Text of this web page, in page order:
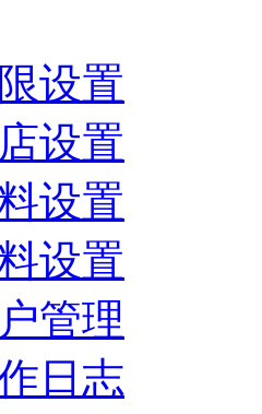
设置
设置
设置
设置
管理
日志